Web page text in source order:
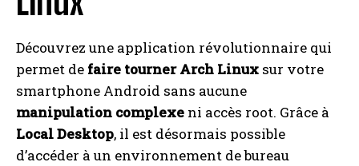
Découvrez une application révolutionnaire qui
permet de faire tourner Arch Linux sur votre
smartphone Android sans aucune
manipulation complexe ni accès root. Grâce à
Local Desktop, il est désormais possible
d’accéder à un environnement de bureau